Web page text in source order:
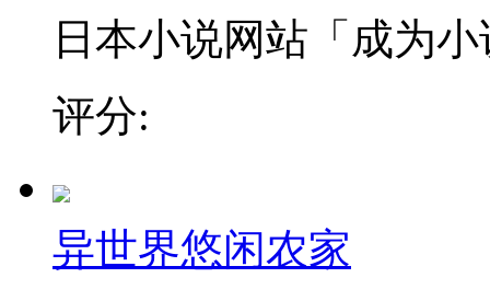
日本小说网站「成为
评分:
异世界悠闲农家